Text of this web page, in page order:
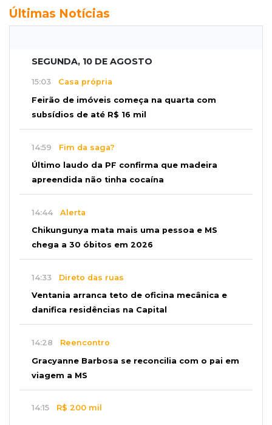
Últimas Notícias
SEGUNDA, 10 DE AGOSTO
15:03 Casa própria
Feirão de imóveis começa na quarta com
subsídios de até R$ 16 mil
14:59 Fim da saga?
Último laudo da PF confirma que madeira
apreendida não tinha cocaína
14:44 Alerta
Chikungunya mata mais uma pessoa e MS
chega a 30 óbitos em 2026
14:33 Direto das ruas
Ventania arranca teto de oficina mecânica e
danifica residências na Capital
14:28 Reencontro
Gracyanne Barbosa se reconcilia com o pai em
viagem a MS
14:15 R$ 200 mil